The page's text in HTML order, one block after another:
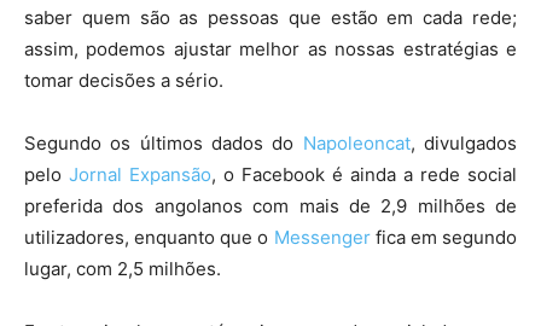
saber quem são as pessoas que estão em cada rede;
assim, podemos ajustar melhor as nossas estratégias e
tomar decisões a sério.
Segundo os últimos dados do Napoleoncat, divulgados
pelo Jornal Expansão, o Facebook é ainda a rede social
preferida dos angolanos com mais de 2,9 milhões de
utilizadores, enquanto que o Messengerfica em segundo
lugar, com 2,5 milhões.